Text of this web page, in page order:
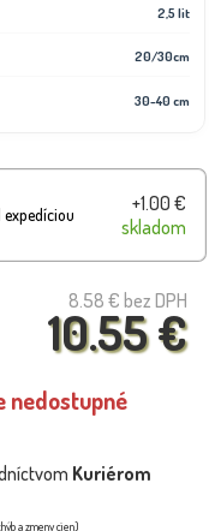
2,5 lit
20/30cm
30-40 cm
expedíciou
+1.00 €
skladom
8.58 € bez DPH
10.55 €
nedostupné
Kuriérom
a zmeny cien)